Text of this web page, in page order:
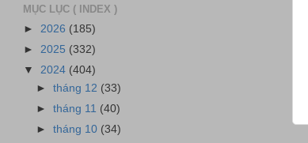
MỤC LỤC ( INDEX )
► 2026 (185)
► 2025 (332)
▼ 2024 (404)
►tháng 12 (33)
►tháng 11 (40)
►tháng 10 (34)